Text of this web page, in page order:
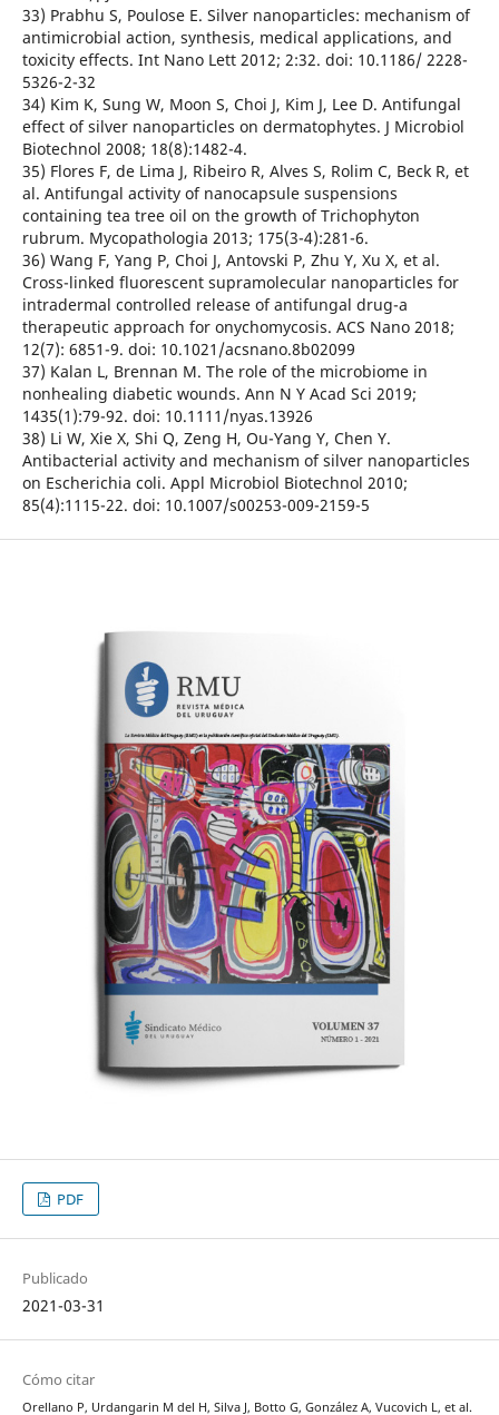
33) Prabhu S, Poulose E. Silver nanoparticles: mechanism of
antimicrobial action, synthesis, medical applications, and
toxicity effects. Int Nano Lett 2012; 2:32. doi: 10.1186/ 2228-
5326-2-32
34) Kim K, Sung W, Moon S, Choi J, Kim J, Lee D. Antifungal
effect of silver nanoparticles on dermatophytes. J Microbiol
Biotechnol 2008; 18(8):1482-4.
35) Flores F, de Lima J, Ribeiro R, Alves S, Rolim C, Beck R, et
al. Antifungal activity of nanocapsule suspensions
containing tea tree oil on the growth of Trichophyton
rubrum. Mycopathologia 2013; 175(3-4):281-6.
36) Wang F, Yang P, Choi J, Antovski P, Zhu Y, Xu X, et al.
Cross-linked fluorescent supramolecular nanoparticles for
intradermal controlled release of antifungal drug-a
therapeutic approach for onychomycosis. ACS Nano 2018;
12(7): 6851-9. doi: 10.1021/acsnano.8b02099
37) Kalan L, Brennan M. The role of the microbiome in
nonhealing diabetic wounds. Ann N Y Acad Sci 2019;
1435(1):79-92. doi: 10.1111/nyas.13926
38) Li W, Xie X, Shi Q, Zeng H, Ou-Yang Y, Chen Y.
Antibacterial activity and mechanism of silver nanoparticles
on Escherichia coli. Appl Microbiol Biotechnol 2010;
85(4):1115-22. doi: 10.1007/s00253-009-2159-5
PDF
Publicado
2021-03-31
Cómo citar
Orellano P, Urdangarin M del H, Silva J, Botto G, González A, Vucovich L, et al.